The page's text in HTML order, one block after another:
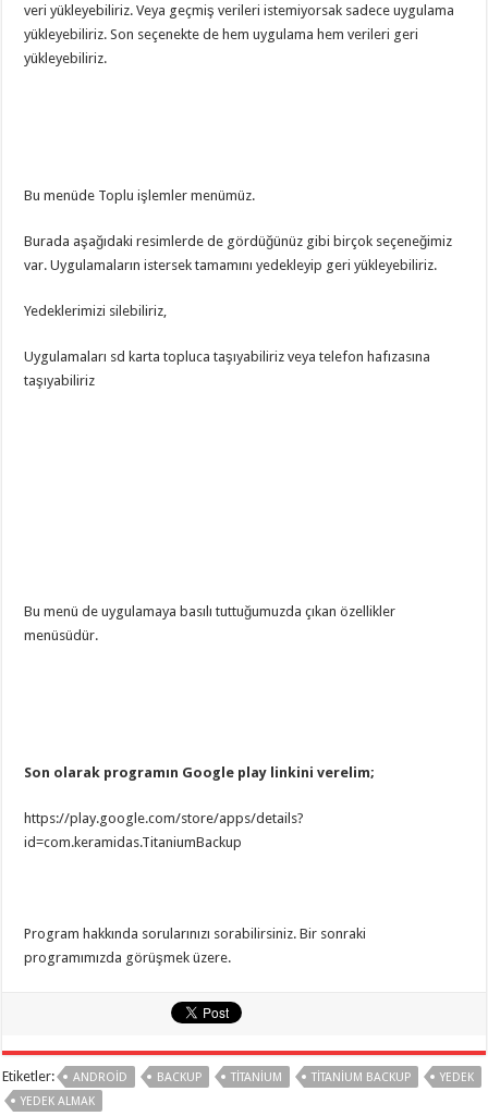
veri yükleyebiliriz. Veya geçmiş verileri istemiyorsak sadece uygulama
yükleyebiliriz. Son seçenekte de hem uygulama hem verileri geri
yükleyebiliriz.
Bu menüde Toplu işlemler menümüz.
Burada aşağıdaki resimlerde de gördüğünüz gibi birçok seçeneğimiz
var. Uygulamaların istersek tamamını yedekleyip geri yükleyebiliriz.
Yedeklerimizi silebiliriz,
Uygulamaları sd karta topluca taşıyabiliriz veya telefon hafızasına
taşıyabiliriz
Bu menü de uygulamaya basılı tuttuğumuzda çıkan özellikler
menüsüdür.
Son olarak programın Google play linkini verelim;
https://play.google.com/store/apps/details?
id=com.keramidas.TitaniumBackup
Program hakkında sorularınızı sorabilirsiniz. Bir sonraki
programımızda görüşmek üzere.
Etiketler: ANDROID BACKUP TITANIUM TITANIUM BACKUP
YEDEK
YEDEK ALMAK